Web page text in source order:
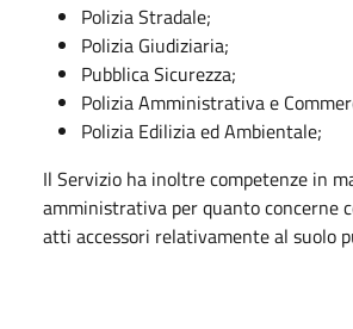
Polizia Stradale;
Polizia Giudiziaria;
Pubblica Sicurezza;
Polizia Amministrativa e
Polizia Edilizia ed Ambientale;
Il Servizio ha inoltre competenze in
amministrativa per quanto concerne
atti accessori relativamente al suolo